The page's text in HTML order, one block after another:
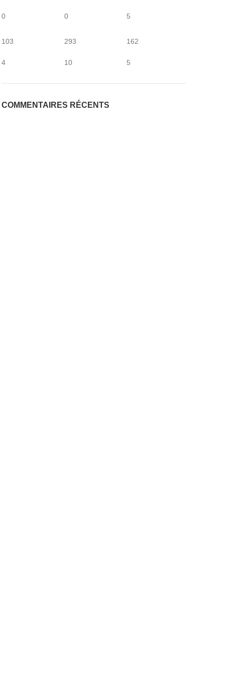
0 0 5
103
4
293
10
162
5
COMMENTAIRES RÉCENTS